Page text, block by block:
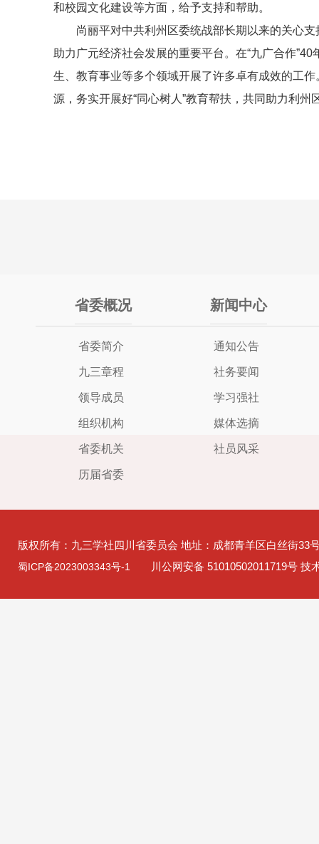
和校园文化建设等方面，给予支持和帮助。
尚丽平对中共利州区委统战部长期以来的关心
助力广元经济社会发展的重要平台。在“九广合作
生、教育事业等多个领域开展了许多卓有成效的工
源，务实开展好“同心树人”教育帮扶，共同助力利州
省委概况
省委简介
九三章程
领导成员
组织机构
省委机关
历届省委
新闻中心
通知公告
社务要闻
学习强社
媒体选摘
社员风采
版权所有：九三学社四川省委员会 地址：成都青羊区白丝街33
蜀ICP备2023003343号-1 川公网安备 51010502011719号 技